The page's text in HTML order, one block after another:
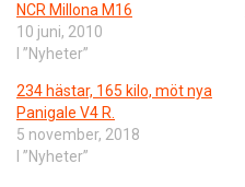
NCR Millona M16
10 juni, 2010
I ”Nyheter”
234 hästar, 165 kilo, möt nya
Panigale V4 R.
5 november, 2018
I ”Nyheter”